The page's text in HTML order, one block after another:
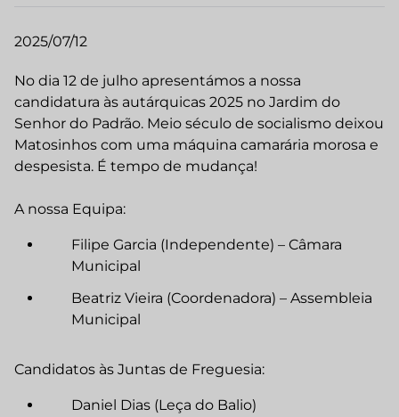
2025/07/12
No dia 12 de julho apresentámos a nossa
candidatura às autárquicas 2025 no Jardim do
Senhor do Padrão. Meio século de socialismo deixou
Matosinhos com uma máquina camarária morosa e
despesista. É tempo de mudança!
A nossa Equipa:
Filipe Garcia (Independente) – Câmara
Municipal
Beatriz Vieira (Coordenadora) – Assembleia
Municipal
Candidatos às Juntas de Freguesia:
Daniel Dias (Leça do Balio)